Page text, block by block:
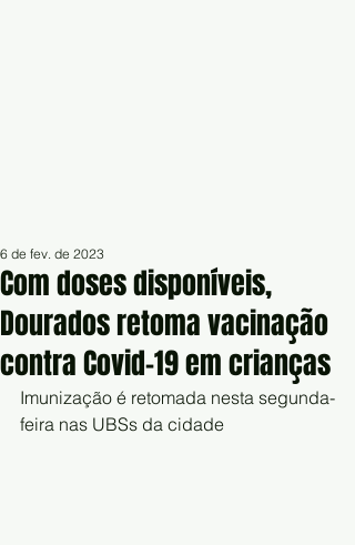
Com doses disponíveis,
Dourados retoma vacinação
contra Covid-19 em crianças
6 de fev. de 2023
Imunização é retomada nesta segunda-
feira nas UBSs da cidade